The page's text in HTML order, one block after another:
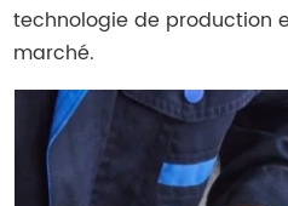
technologie de production
marché.